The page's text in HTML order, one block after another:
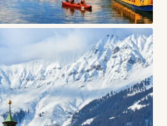
місто дерев’яних